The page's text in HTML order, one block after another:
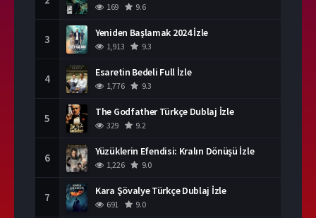
169 9.6
3 Yeniden Başlamak 2024 İzle
1,913 9.3
4 Esaretin Bedeli Full İzle
1,776 9.3
5 The Godfather Türkçe Dublaj İzle
329 9.2
6 Yüzüklerin Efendisi: Kralın Dönüşü İzle
1,226 9.0
7 Kara Şövalye Türkçe Dublaj İzle
691 9.0